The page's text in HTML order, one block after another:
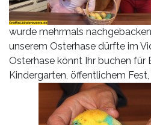
Blog
Jobs
Partner/Links
wurde mehrmals
unserem Osterhase dürfte im
Osterhase könnt Ihr buchen für
Kindergarten, öffentlichem